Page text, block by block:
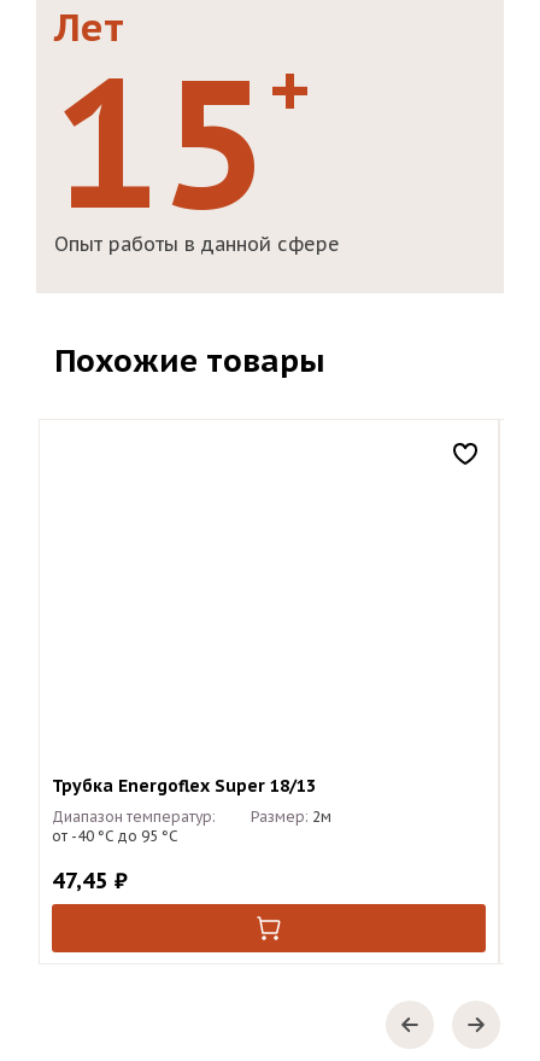
Лет
15+
Опыт работы в данной сфере
Похожие товары
Трубка Energoflex Super 18/13
Диапазон температур:
от -40 °С до 95 °С
Размер: 2м
47,45 ₽